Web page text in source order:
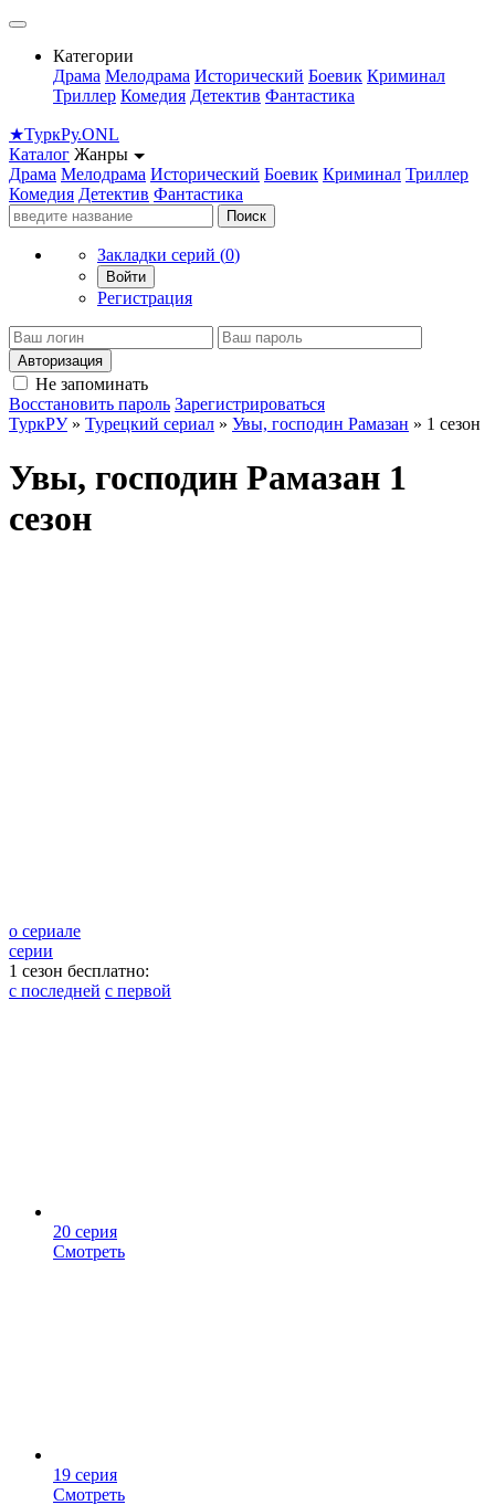
Категории
Драма Мелодрама Исторический Боевик Криминал
Триллер Комедия Детектив Фантастика
★ТуркРу.ONL
Каталог Жанры
Драма Мелодрама Исторический Боевик Криминал Триллер
Комедия Детектив Фантастика
Поиск
Закладки серий (0)
Войти
Регистрация
Авторизация
Не запоминать
Восстановить пароль Зарегистрироваться
ТуркРУ» Турецкий сериал » Увы, господин Рамазан » 1 сезон
Увы, господин Рамазан 1
сезон
о сериале
серии
1 сезон бесплатно:
с последней с первой
20 серия
Смотреть
19 серия
Смотреть